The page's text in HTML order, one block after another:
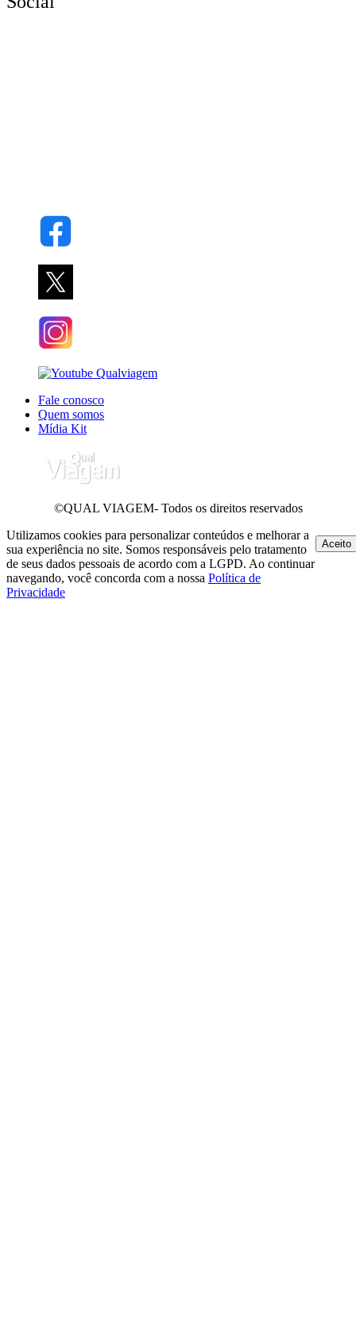
Fale conosco
Quem somos
Mídia Kit
©QUAL VIAGEM- Todos os direitos reservados
Utilizamos cookies para personalizar conteúdos e melhorar a
sua experiência no site. Somos responsáveis pelo tratamento
de seus dados pessoais de acordo com a LGPD. Ao continuar
navegando, você concorda com a nossa Política de
Privacidade
Aceito